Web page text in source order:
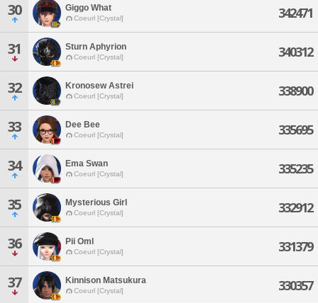
30 Giggo What
Coeurl [Crystal] 342471
31 Sturn Aphyrion
Coeurl [Crystal] 340312
32 Kronosew Astrei
Coeurl [Crystal] 338900
33 Dee Bee
Coeurl [Crystal] 335695
34 Ema Swan
Coeurl [Crystal] 335235
35 Mysterious Girl
Coeurl [Crystal] 332912
36 Pii Oml
Coeurl [Crystal] 331379
37 Kinnison Matsukura
Coeurl [Crystal] 330357